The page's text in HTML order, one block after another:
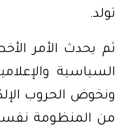
تولد.
ثم يحدث الأمر
السياسية
ونخوض الحروب
من المنظومة نفسها